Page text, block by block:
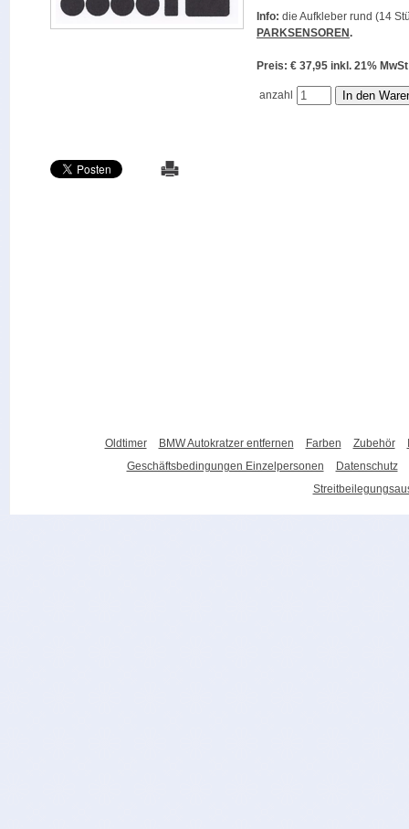
Info: die Aufkleber rund (14
PARKSENSOREN.
Preis: € 37,95 inkl. 21%
anzahl
Oldtimer BMW Autokratzer entfernen Farben Zubehör
Geschäftsbedingungen Einzelpersonen
Datenschutz